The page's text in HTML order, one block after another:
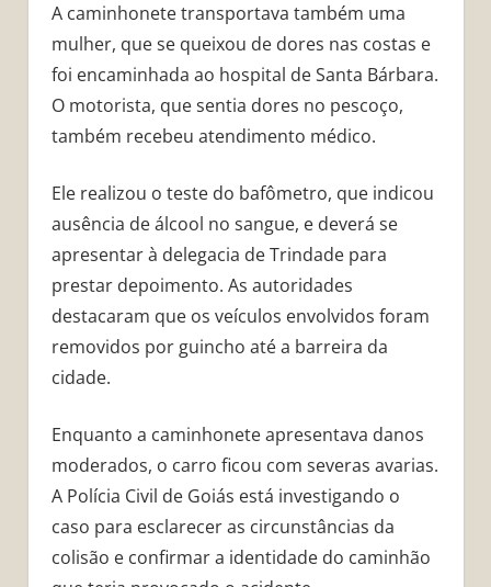
A caminhonete transportava também uma
mulher, que se queixou de dores nas costas e
foi encaminhada ao hospital de Santa Bárbara.
O motorista, que sentia dores no pescoço,
também recebeu atendimento médico.
Ele realizou o teste do bafômetro, que indicou
ausência de álcool no sangue, e deverá se
apresentar à delegacia de Trindade para
prestar depoimento. As autoridades
destacaram que os veículos envolvidos foram
removidos por guincho até a barreira da
cidade.
Enquanto a caminhonete apresentava danos
moderados, o carro ficou com severas avarias.
A Polícia Civil de Goiás está investigando o
caso para esclarecer as circunstâncias da
colisão e confirmar a identidade do caminhão